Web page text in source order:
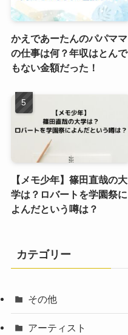
かえであーたんのパパママ
の仕事は何？年収はとんで
もない金額だった！
【メモ少年】篠田直哉の大
学は？ロバートを学園祭に
よんだという噂は？
カテゴリー
その他
アーティスト